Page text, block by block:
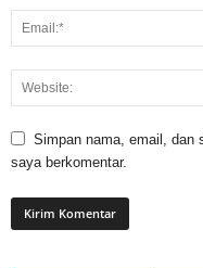
Simpan nama, email, dan
saya berkomentar.